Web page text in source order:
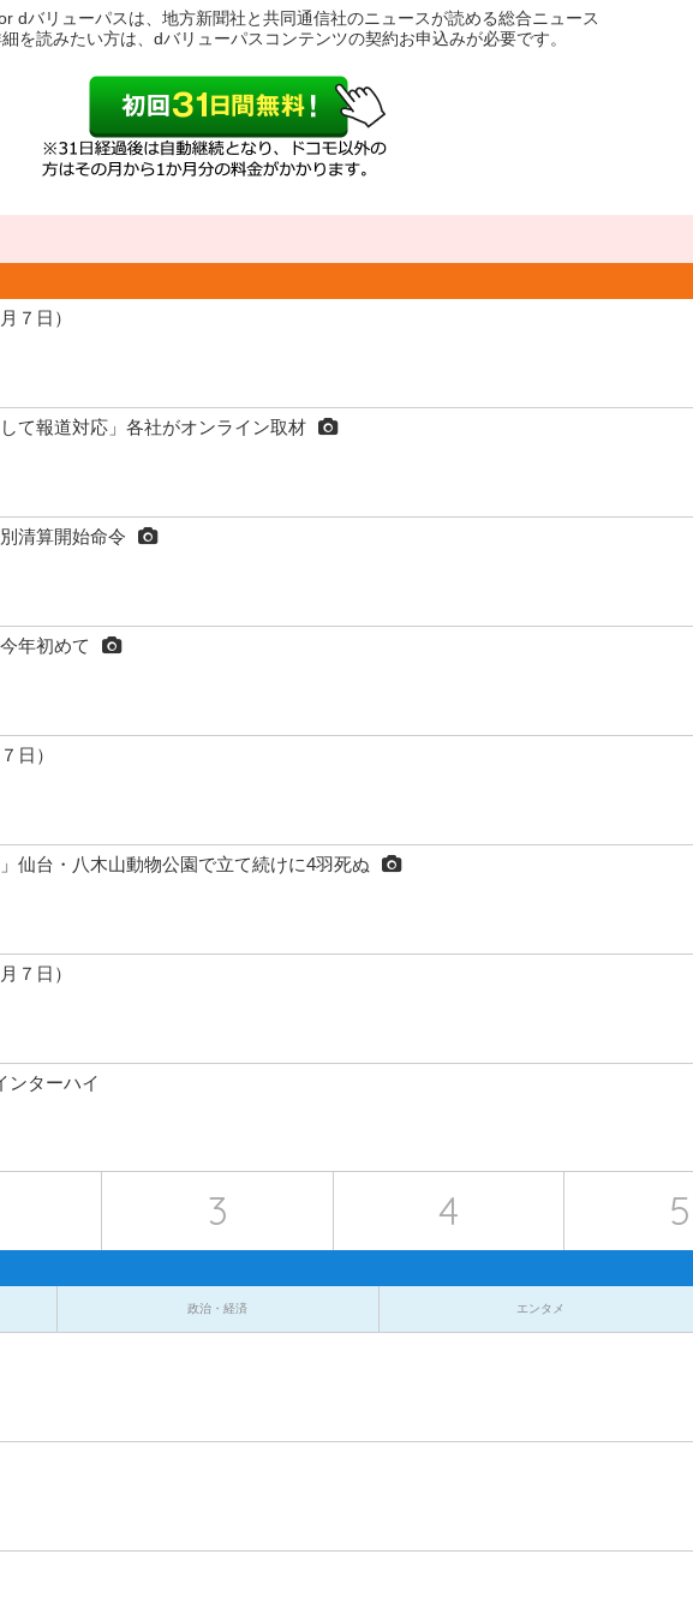
dバリューパスは、地方新聞社と共同通信社のニュースが読める総合ニュース
を読みたい方は、dバリューパスコンテンツの契約お申込みが必要です。
７日）
て報道対応」各社がオンライン取材
清算開始命令
年初めて
日）
仙台・八木山動物公園で立て続けに4羽死ぬ
７日）
ターハイ
3 4 5
政治・経済 エンタメ